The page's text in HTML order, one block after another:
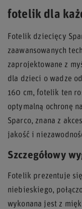
fotelik dla
Fotelik dziecięcy
zaawansowanych
zaprojektowane z
dla dzieci o wadze
160 cm, fotelik ten
optymalną ochronę
Sparco, znana z
jakość i
Szczegółowy
Fotelik prezentuje
niebieskiego,
wykonana jest z